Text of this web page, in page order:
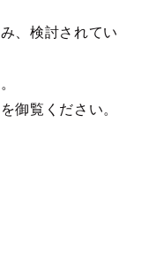
、検討されてい
御覧ください。